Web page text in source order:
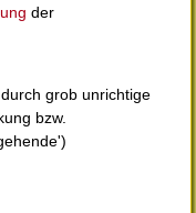
der
grob unrichtige
bzw.